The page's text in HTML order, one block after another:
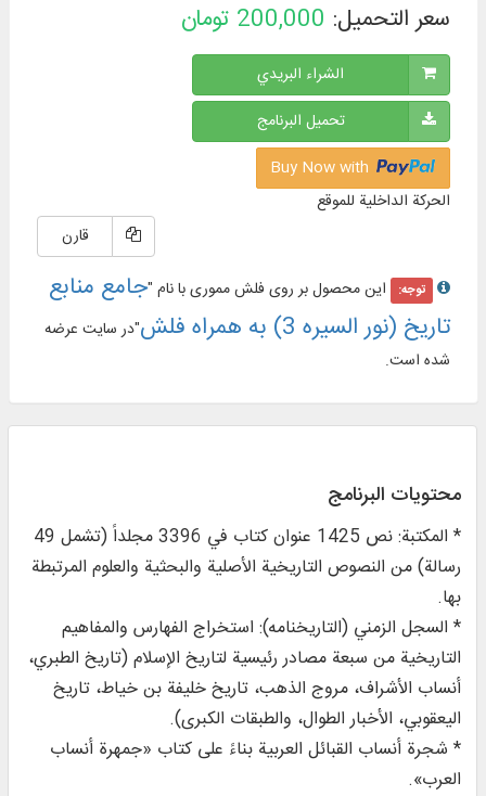
سعر التحميل: 200,000 تومان
الشراء البريدي
تحميل البرنامج
الحركة الداخلية للموقع
قارن
توجه: این محصول بر روی فلش مموری با نام "جامع منابع
تاریخ (نور السیره 3) به همراه فلش
"در سایت عرضه
شده است.
محتويات البرنامج
* المكتبة: نص 1425 عنوان كتاب في 3396 مجلداً (تشمل 49
رسالة) من النصوص التاريخية الأصلية والبحثية والعلوم المرتبطة
بها.
* السجل الزمني (التاريخنامه): استخراج الفهارس والمفاهيم
التاريخية من سبعة مصادر رئيسية لتاريخ الإسلام (تاريخ الطبري،
أنساب الأشراف، مروج الذهب، تاريخ خليفة بن خياط، تاريخ
اليعقوبي، الأخبار الطوال، والطبقات الكبرى).
* شجرة أنساب القبائل العربية بناءً على كتاب «جمهرة أنساب
العرب».